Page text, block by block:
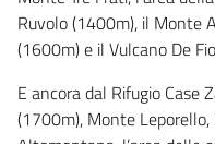
Ruvolo (1400m), il Monte
(1600m) e il Vulcano De
E ancora dal Rifugio Case
(1700m), Monte